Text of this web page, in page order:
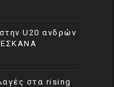
U20 ανδρών
στα rising